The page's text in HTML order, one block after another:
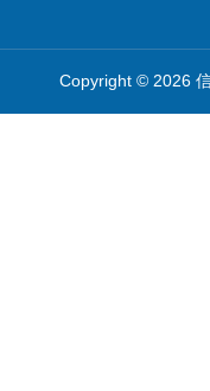
Copyright © 2026